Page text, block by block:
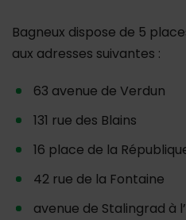
Bagneux dispose de 5
aux adresses suivantes :
63 avenue de Verdun
131 rue des Blains
16 place de la
42 rue de la Fontaine
avenue de Stalingrad à